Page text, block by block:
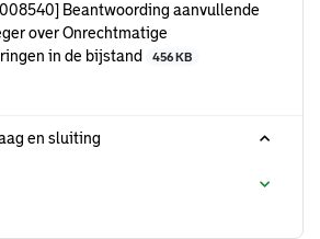
Beantwoording aanvullende
over Onrechtmatige
in de bijstand
456 KB
en sluiting